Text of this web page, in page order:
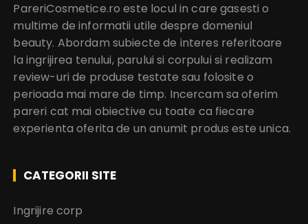
PareriCosmetice.ro este locul in care gasesti o
multime de informatii utile despre domeniul
beauty. Abordam subiecte de interes referitoare
la ingrijirea tenului, parului si corpului si realizam
review-uri de produse testate sau folosite o
perioada mai mare de timp. Incercam sa oferim
pareri cat mai obiective cu toate ca fiecare
experienta oferita de un anumit produs este unica.
CATEGORII SITE
Ingrijire corp